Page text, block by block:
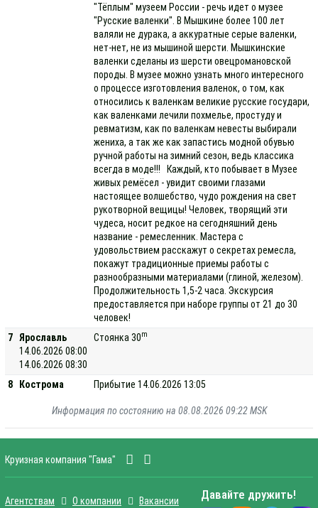
"Тёплым" музеем России - речь идет о музее
"Русские валенки". В Мышкине более 100 лет
валяли не дурака, а аккуратные серые валенки,
нет-нет, не из мышиной шерсти. Мышкинские
валенки сделаны из шерсти овецромановской
породы. В музее можно узнать много интересного
о процессе изготовления валенок, о том, как
относились к валенкам великие русские государи,
как валенками лечили похмелье, простуду и
ревматизм, как по валенкам невесты выбирали
жениха, а так же как запастись модной обувью
ручной работы на зимний сезон, ведь классика
всегда в моде!!! Каждый, кто побывает в Музее
живых ремёсел - увидит своими глазами
настоящее волшебство, чудо рождения на свет
рукотворной вещицы! Человек, творящий эти
чудеса, носит редкое на сегодняшний день
название - ремесленник. Мастера с
удовольствием расскажут о секретах ремесла,
покажут традиционные приемы работы с
разнообразными материалами (глиной, железом).
Продолжительность 1,5-2 часа. Экскурсия
предоставляется при наборе группы от 21 до 30
человек!
7
Ярославль
14.06.2026 08:00
14.06.2026 08:30
Стоянка 30m
8 Кострома Прибытие 14.06.2026 13:05
Информация по состоянию на 08.08.2026 09:22 MSK
Круизная компания "Гама"
Агентствам О компании Вакансии Давайте дружить!